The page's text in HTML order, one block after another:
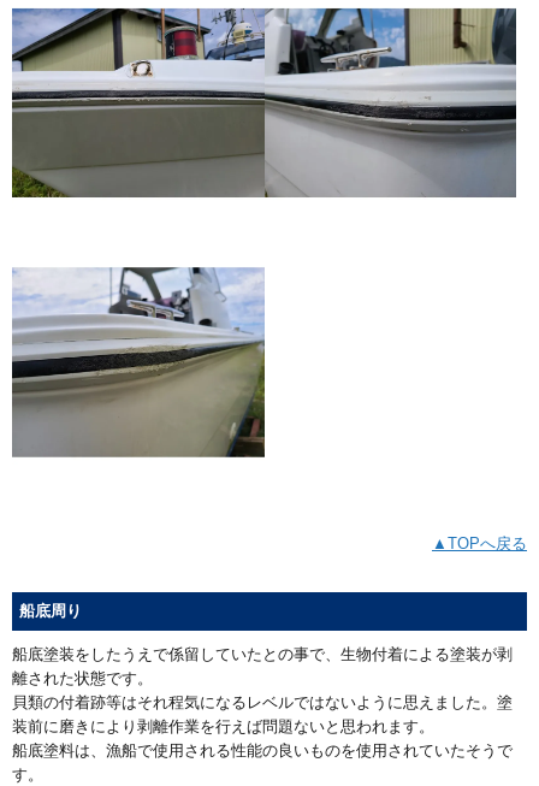
▲TOPへ戻る
船底周り
船底塗装をしたうえで係留していたとの事で、生物付着による塗装が剥
離された状態です。
貝類の付着跡等はそれ程気になるレベルではないように思えました。塗
装前に磨きにより剥離作業を行えば問題ないと思われます。
船底塗料は、漁船で使用される性能の良いものを使用されていたそうで
す。